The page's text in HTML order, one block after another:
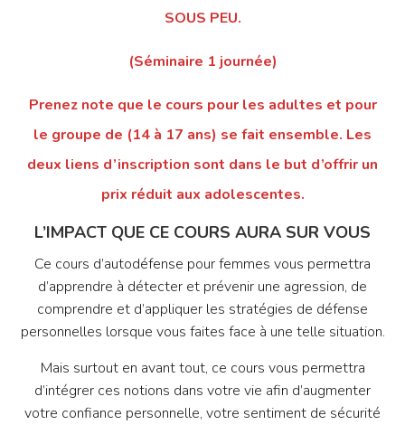
SOUS PEU.
(Séminaire 1 journée)
Prenez note que le cours pour les adultes et pour
le groupe de (14 à 17 ans) se fait ensemble. Les
deux liens d’inscription sont dans le but d’offrir un
prix réduit aux adolescentes.
L’IMPACT QUE CE COURS AURA SUR VOUS
Ce cours d’autodéfense pour femmes vous permettra
d’apprendre à détecter et prévenir une agression, de
comprendre et d’appliquer les stratégies de défense
personnelles lorsque vous faites face à une telle situation.
Mais surtout en avant tout, ce cours vous permettra
d’intégrer ces notions dans votre vie afin d’augmenter
votre confiance personnelle, votre sentiment de sécurité